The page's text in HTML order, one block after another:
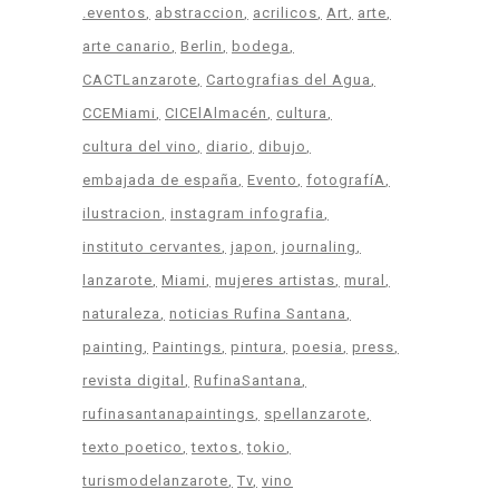
.eventos abstraccion acrilicos Art
arte
arte canario
Berlin
bodega
CACTLanzarote
Cartografias del Agua
CCEMiami
CICElAlmacén
cultura
cultura del vino
diario
dibujo
embajada de españa
Evento
fotografíA
ilustracion
instagram infografia
instituto cervantes japon
journaling
lanzarote Miami mujeres artistas mural
naturaleza
noticias Rufina Santana
painting
Paintings pintura poesia
press
revista digital
RufinaSantana
rufinasantanapaintings
spellanzarote
texto poetico
textos tokio
turismodelanzarote Tv vino